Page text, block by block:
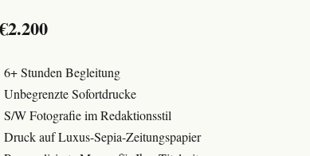
6+ Stunden Begleitung
Unbegrenzte Sofortdrucke
S/W Fotografie im Redaktionsstil
Druck auf Luxus-Sepia-Zeitungspapier